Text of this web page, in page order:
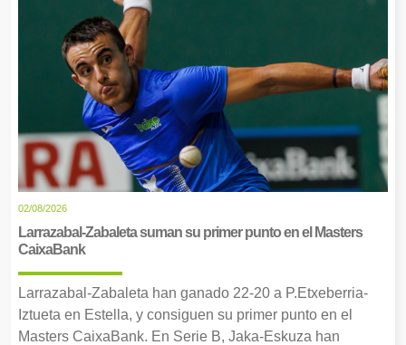
02/08/2026
Larrazabal-Zabaleta suman su primer punto en el Masters
CaixaBank
Larrazabal-Zabaleta han ganado 22-20 a P.Etxeberria-
Iztueta en Estella, y consiguen su primer punto en el
Masters CaixaBank. En Serie B, Jaka-Eskuza han